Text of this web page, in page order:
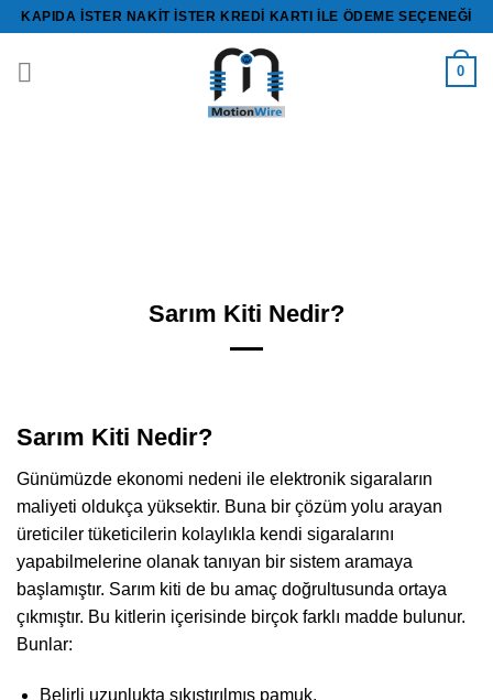
İçeriğe
KAPIDA ISTER NAKİT ISTER KREDİ KARTI ILE ÖDEME SEÇENEĞI
0
Sarım Kiti Nedir?
Sarım Kiti Nedir?
Günümüzde ekonomi nedeni ile elektronik sigaraların
maliyeti oldukça yüksektir. Buna bir çözüm yolu arayan
üreticiler tüketicilerin kolaylıkla kendi sigaralarını
yapabilmelerine olanak tanıyan bir sistem aramaya
başlamıştır. Sarım kiti de bu amaç doğrultusunda ortaya
çıkmıştır. Bu kitlerin içerisinde birçok farklı madde bulunur.
Bunlar:
Belirli uzunlukta sıkıştırılmış pamuk,